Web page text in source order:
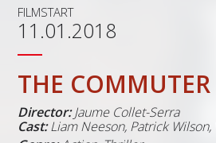
FILMSTART
11.01.2018
THE COMMUTER
Director: Jaume Collet-Serra
Cast: Liam Neeson, Patrick Wilson,